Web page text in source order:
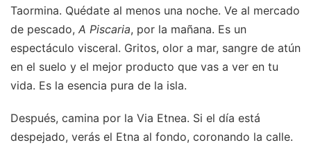
Taormina. Quédate al menos una noche. Ve al mercado
de pescado, A Piscaria, por la mañana. Es un
espectáculo visceral. Gritos, olor a mar, sangre de atún
en el suelo y el mejor producto que vas a ver en tu
vida. Es la esencia pura de la isla.
Después, camina por la Via Etnea. Si el día está
despejado, verás el Etna al fondo, coronando la calle.